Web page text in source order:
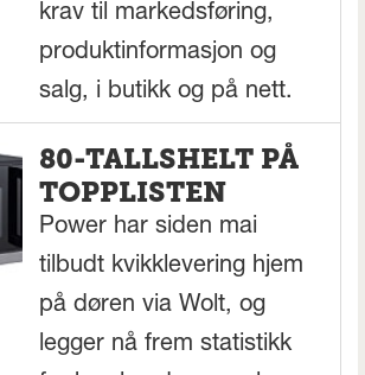
krav til markedsføring,
produktinformasjon og
salg, i butikk og på nett.
80-TALLSHELT PÅ
TOPPLISTEN
Power har siden mai
tilbudt kvikklevering hjem
på døren via Wolt, og
legger nå frem statistikk